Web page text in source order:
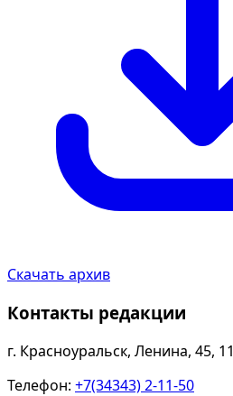
Скачать архив
Контакты редакции
г. Красноуральск, Ленина, 45, 11
Телефон: +7(34343) 2-11-50